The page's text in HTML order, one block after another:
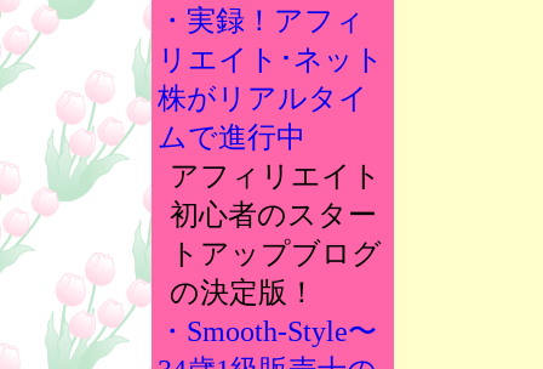
・実録！アフィ
リエイト･ネット
株がリアルタイ
ムで進行中
アフィリエイト
初心者のスター
トアップブログ
の決定版！
・Smooth-Style〜